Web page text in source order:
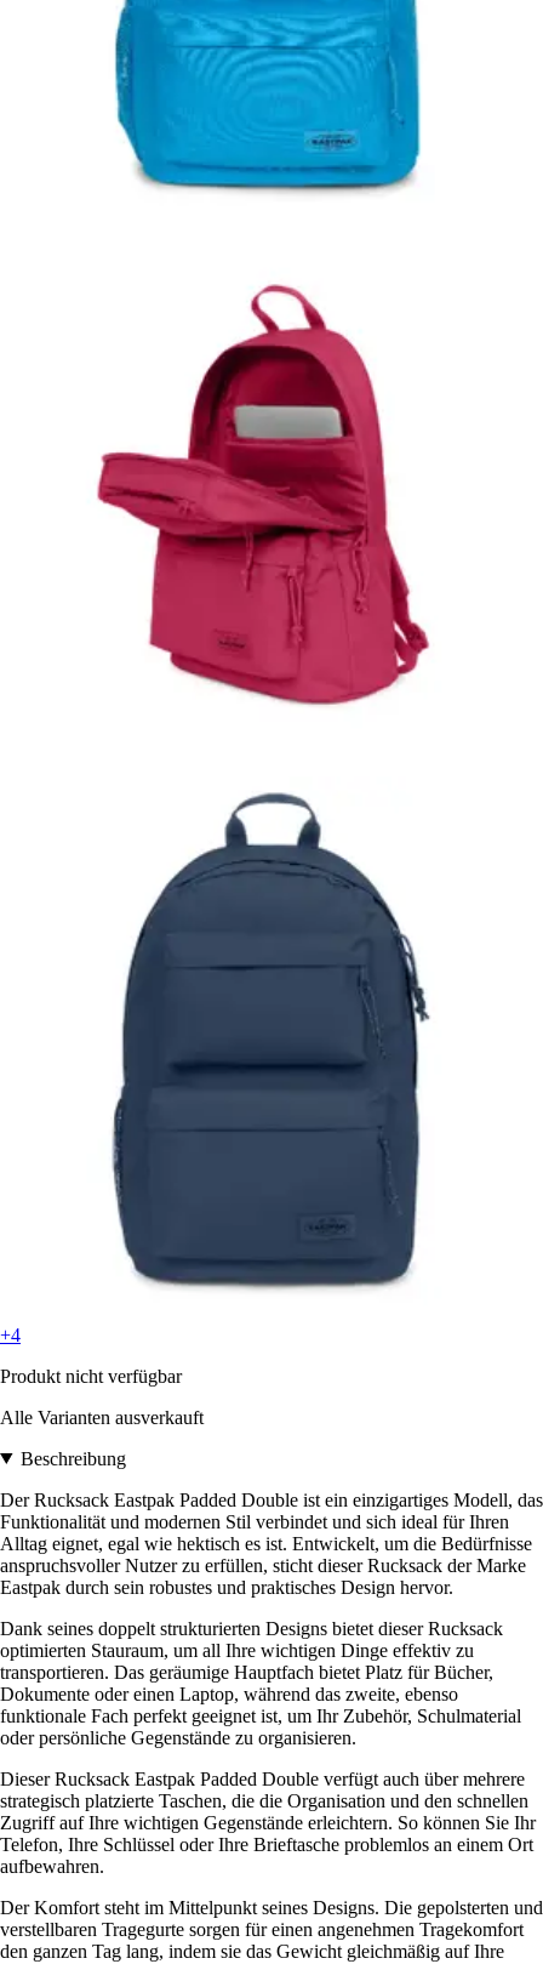
+4
Produkt nicht verfügbar
Alle Varianten ausverkauft
Beschreibung
Der Rucksack Eastpak Padded Double ist ein einzigartiges Modell, das
Funktionalität und modernen Stil verbindet und sich ideal für Ihren
Alltag eignet, egal wie hektisch es ist. Entwickelt, um die Bedürfnisse
anspruchsvoller Nutzer zu erfüllen, sticht dieser Rucksack der Marke
Eastpak durch sein robustes und praktisches Design hervor.
Dank seines doppelt strukturierten Designs bietet dieser Rucksack
optimierten Stauraum, um all Ihre wichtigen Dinge effektiv zu
transportieren. Das geräumige Hauptfach bietet Platz für Bücher,
Dokumente oder einen Laptop, während das zweite, ebenso
funktionale Fach perfekt geeignet ist, um Ihr Zubehör, Schulmaterial
oder persönliche Gegenstände zu organisieren.
Dieser Rucksack Eastpak Padded Double verfügt auch über mehrere
strategisch platzierte Taschen, die die Organisation und den schnellen
Zugriff auf Ihre wichtigen Gegenstände erleichtern. So können Sie Ihr
Telefon, Ihre Schlüssel oder Ihre Brieftasche problemlos an einem Ort
aufbewahren.
Der Komfort steht im Mittelpunkt seines Designs. Die gepolsterten und
verstellbaren Tragegurte sorgen für einen angenehmen Tragekomfort
den ganzen Tag lang, indem sie das Gewicht gleichmäßig auf Ihre